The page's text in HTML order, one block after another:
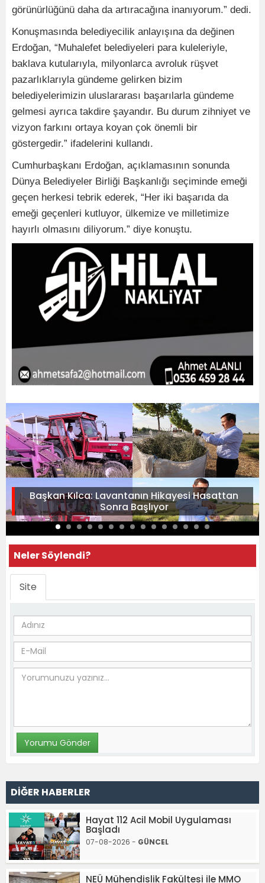
görünürlüğünü daha da artıracağına inanıyorum.” dedi.
Konuşmasında belediyecilik anlayışına da değinen
Erdoğan, “Muhalefet belediyeleri para kuleleriyle,
baklava kutularıyla, milyonlarca avroluk rüşvet
pazarlıklarıyla gündeme gelirken bizim
belediyelerimizin uluslararası başarılarla gündeme
gelmesi ayrıca takdire şayandır. Bu durum zihniyet ve
vizyon farkını ortaya koyan çok önemli bir
göstergedir.” ifadelerini kullandı.
Cumhurbaşkanı Erdoğan, açıklamasının sonunda
Dünya Belediyeler Birliği Başkanlığı seçiminde emeği
geçen herkesi tebrik ederek, “Her iki başarıda da
emeği geçenleri kutluyor, ülkemize ve milletimize
hayırlı olmasını diliyorum.” diye konuştu.
Başkan Kılca: Lavantanın Hikayesi Hasattan
Sonra Başlıyor
Neler Söylendi?
Site
DİĞER HABERLER
Hayat 112 Acil Mobil Uygulaması
Başladı
07-08-2026 - GÜNCEL
NEÜ Mühendislik Fakültesi ile MMO